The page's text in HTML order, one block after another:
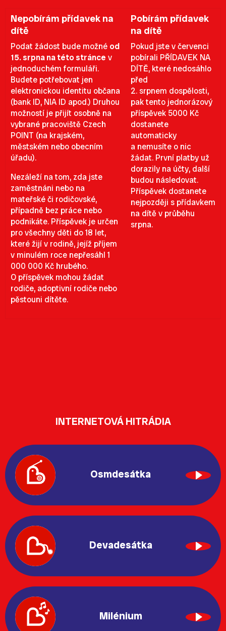
Nepobírám přídavek na
dítě
Podat žádost bude možné od
15. srpnana této stránce v
jednoduchém formuláři.
Budete potřebovat jen
elektronickou identitu občana
(bank ID, NIA ID apod.) Druhou
možností je přijít osobně na
vybrané pracoviště Czech
POINT (na krajském,
městském nebo obecním
úřadu).
Nezáleží na tom, zda jste
zaměstnáni nebo na
mateřské či rodičovské,
případně bez práce nebo
podnikáte. Příspěvek je určen
pro všechny děti do 18 let,
které žijí v rodině, jejíž příjem
v minulém roce nepřesáhl 1
000 000 Kč hrubého.
O příspěvek mohou žádat
rodiče, adoptivní rodiče nebo
pěstouni dítěte.
Pobírám přídavek
na dítě
Pokud jste v červenci
pobírali PŘÍDAVEK NA
DÍTĚ, které nedosáhlo
před
2. srpnem dospělosti,
pak tento jednorázový
příspěvek 5000 Kč
dostanete
automaticky
a nemusíte o nic
žádat. První platby už
dorazily na účty, další
budou následovat.
Příspěvek dostanete
nejpozději s přídavkem
na dítě v průběhu
srpna.
INTERNETOVÁ HITRÁDIA
Osmdesátka
Devadesátka
Milénium